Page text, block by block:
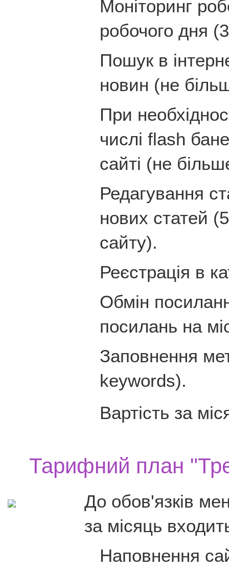
Моніторинг
робочого дня
Пошук в
новин (не
При
числі flash
сайті (не
Редагування
нових статей
сайту).
Реєстрація в
Обмін
посилань на
Заповнення
keywords).
Вартість за
Тарифний план
До обов'язків
за місяць
Наповнення